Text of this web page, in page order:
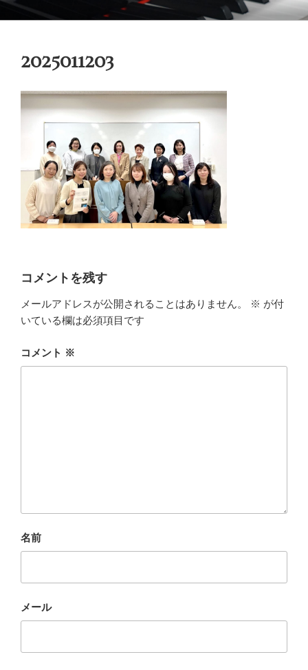
ン
御木本メソッド
脳や筋肉をトレーニングしながら奏法を学び、美しい音と自然で優れた
2025011203
コメントを残す
メールアドレスが公開されることはありません。 ※ が付
いている欄は必須項目です
コメント ※
名前
メール